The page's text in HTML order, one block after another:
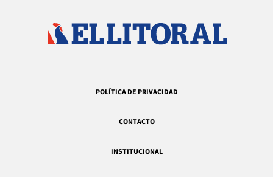
POLÍTICA DE PRIVACIDAD
CONTACTO
INSTITUCIONAL